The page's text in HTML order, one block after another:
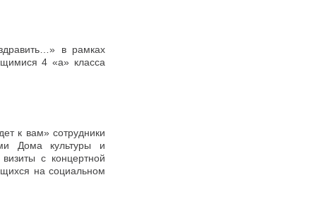
в рамках
4 «а» класса
к вам» сотрудники
Дома культуры и
с концертной
на социальном